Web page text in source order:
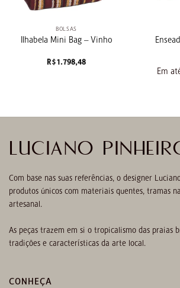
BOLSAS
Ilhabela Mini Bag – Vinho
R$1.798,48
Em
LUCIANO
Com base nas suas referências, o designer
produtos únicos com materiais quentes, tramas
artesanal.
As peças trazem em si o tropicalismo das praias
tradições e características da arte local.
CONHEÇA